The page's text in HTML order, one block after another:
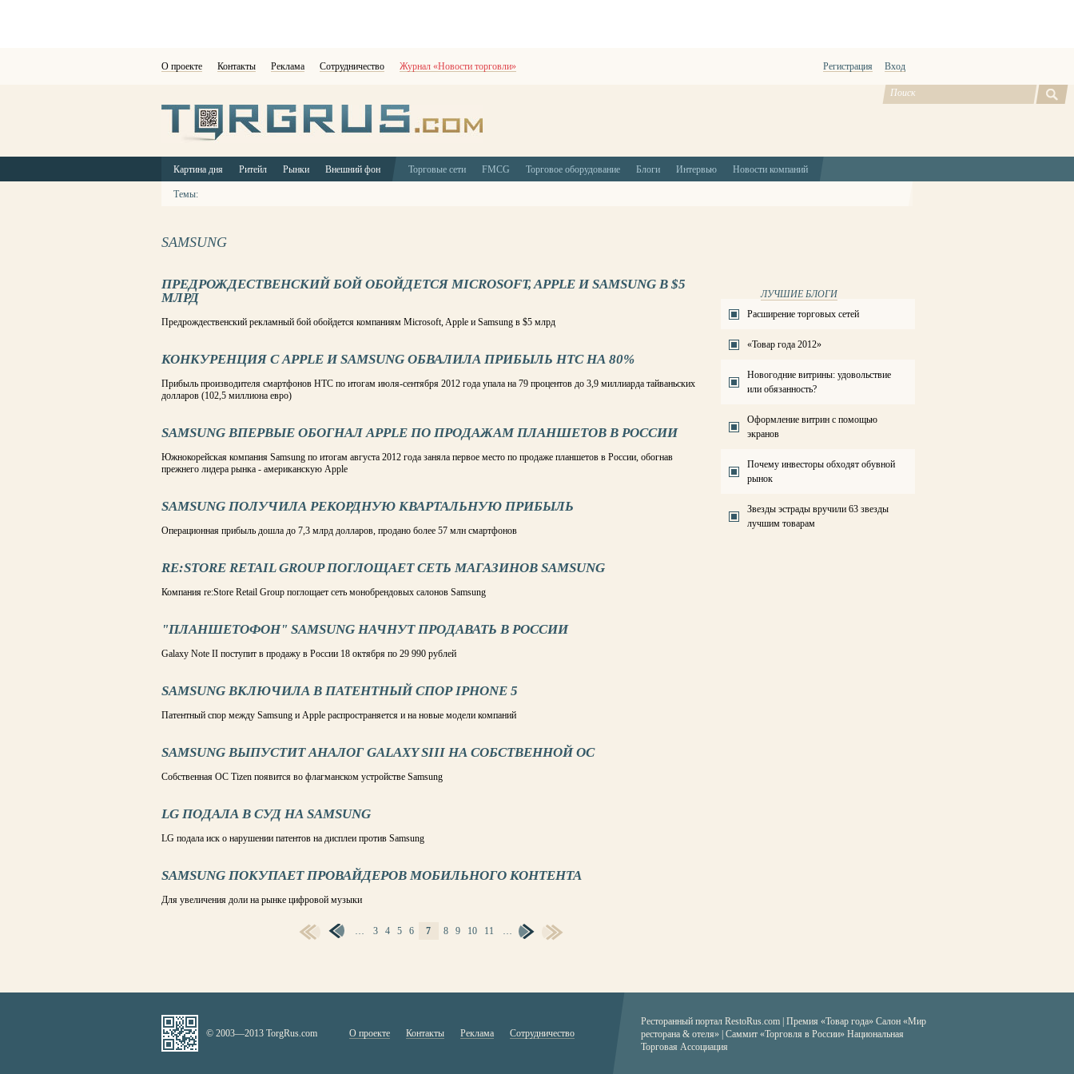
О проекте Контакты Реклама Сотрудничество Журнал «Новости торговли» Регистрация Вход
Картина дня Ритейл Рынки Внешний фон Торговые сети FMCG Торговое оборудование Блоги Интервью Новости компаний
Темы:
SAMSUNG
ПРЕДРОЖДЕСТВЕНСКИЙ БОЙ ОБОЙДЕТСЯ MICROSOFT, APPLE И SAMSUNG В $5
МЛРД
Предрождественский рекламный бой обойдется компаниям Microsoft, Apple и Samsung в $5 млрд
КОНКУРЕНЦИЯ С APPLE И SAMSUNG ОБВАЛИЛА ПРИБЫЛЬ НТС НА 80%
Прибыль производителя смартфонов НТС по итогам июля-сентября 2012 года упала на 79 процентов до 3,9 миллиарда тайваньских
долларов (102,5 миллиона евро)
SAMSUNG ВПЕРВЫЕ ОБОГНАЛ APPLE ПО ПРОДАЖАМ ПЛАНШЕТОВ В РОССИИ
Южнокорейская компания Samsung по итогам августа 2012 года заняла первое место по продаже планшетов в России, обогнав
прежнего лидера рынка - американскую Apple
SAMSUNG ПОЛУЧИЛА РЕКОРДНУЮ КВАРТАЛЬНУЮ ПРИБЫЛЬ
Операционная прибыль дошла до 7,3 млрд долларов, продано более 57 млн смартфонов
RE:STORE RETAIL GROUP ПОГЛОЩАЕТ СЕТЬ МАГАЗИНОВ SAMSUNG
Компания re:Store Retail Group поглощает сеть монобрендовых салонов Samsung
"ПЛАНШЕТОФОН" SAMSUNG НАЧНУТ ПРОДАВАТЬ В РОССИИ
Galaxy Note II поступит в продажу в России 18 октября по 29 990 рублей
SAMSUNG ВКЛЮЧИЛА В ПАТЕНТНЫЙ СПОР IPHONE 5
Патентный спор между Samsung и Apple распространяется и на новые модели компаний
SAMSUNG ВЫПУСТИТ АНАЛОГ GALAXY SIII НА СОБСТВЕННОЙ ОС
Собственная ОС Tizen появится во флагманском устройстве Samsung
LG ПОДАЛА В СУД НА SAMSUNG
LG подала иск о нарушении патентов на дисплеи против Samsung
SAMSUNG ПОКУПАЕТ ПРОВАЙДЕРОВ МОБИЛЬНОГО КОНТЕНТА
Для увеличения доли на рынке цифровой музыки
… 3 4 5 6 7 8 9 10 11 …
ЛУЧШИЕ БЛОГИ
Расширение торговых сетей
«Товар года 2012»
Новогодние витрины: удовольствие
или обязанность?
Оформление витрин с помощью
экранов
Почему инвесторы обходят обувной
рынок
Звезды эстрады вручили 63 звезды
лучшим товарам
© 2003—2013 TorgRus.com О проекте Контакты Реклама Сотрудничество
Ресторанный портал RestoRus.com Премия «Товар года» Салон «Мир
ресторана & отеля» | Саммит «Торговля в России» Национальная
Торговая Ассоциация